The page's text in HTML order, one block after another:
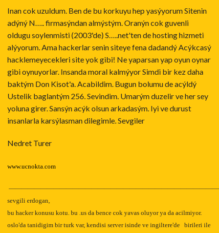
Inan cok uzuldum. Ben de bu korkuyu hep yasýyorum Sitenin
adýný N….. firmasýndan almýstým. Oranýn cok guvenli
oldugu soylenmisti (2003'de) S…..net'ten de hosting hizmeti
alýyorum. Ama hackerlar senin siteye fena dadandý Acýkcasý
hacklemeyecekleri site yok gibi! Ne yaparsan yap oyun oynar
gibi oynuyorlar. Insanda moral kalmýyor Simdi bir kez daha
baktým Don Kisot'a. Acabildim. Bugun bolumu de acýldý
Ustelik baglantým 256. Sevindim. Umarým duzelir ve her sey
yoluna girer. Sansýn acýk olsun arkadasým. Iyi ve durust
insanlarla karsýlasman dilegimle. Sevgiler
Nedret Turer
www.ucnokta.com
sevgili erdogan,
bu hacker konusu kotu. bu .us da bence cok yavas oluyor ya da acilmiyor.
oslo'da tanidigim bir turk var, kendisi server isinde ve ingiltere'de birileri ile